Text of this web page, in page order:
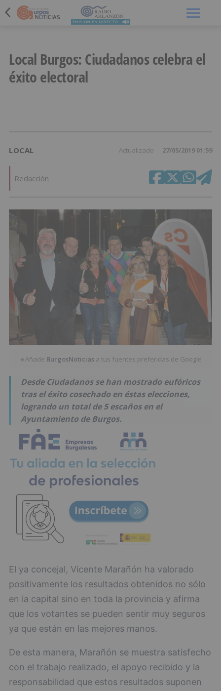
Local Burgos: Ciudadanos celebra el
éxito electoral
LOCAL Actualizado 27/05/2019 01:59
Redacción
★Añade BurgosNoticias a tus fuentes preferidas de Google
Desde Ciudadanos se han mostrado eufóricos
tras el éxito cosechado en éstas elecciones,
logrando un total de 5 escaños en el
Ayuntamiento de Burgos.
El ya concejal, Vicente Marañón ha valorado
positivamente los resultados obtenidos no sólo
en la capital sino en toda la provincia y afirma
que los votantes se pueden sentir muy seguros
ya que están en las mejores manos.
De esta manera, Marañón se muestra satisfecho
con el trabajo realizado, el apoyo recibido y la
responsabilidad que estos resultados suponen